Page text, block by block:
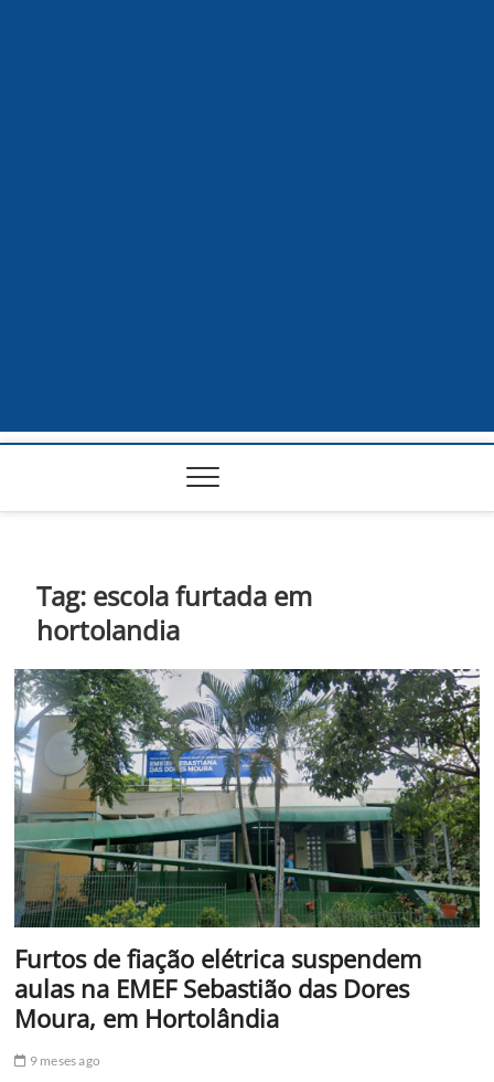
Tag: escola furtada em
hortolandia
Furtos de fiação elétrica suspendem
aulas na EMEF Sebastião das Dores
Moura, em Hortolândia
9 meses ago